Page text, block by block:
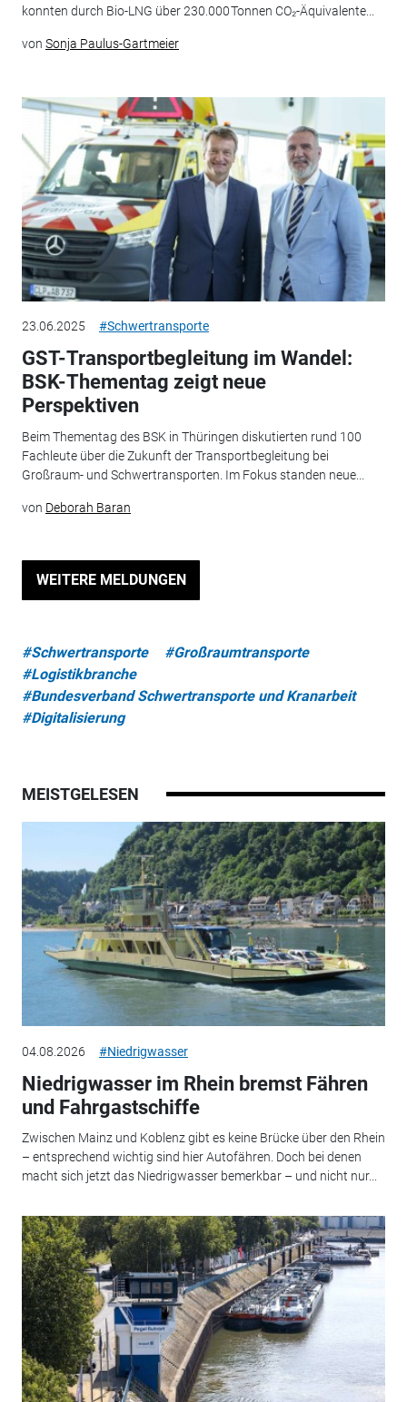
konnten durch Bio-LNG über 230.000 Tonnen CO₂-Äquivalente...
von Sonja Paulus-Gartmeier
23.06.2025 #Schwertransporte
GST-Transportbegleitung im Wandel:
BSK-Thementag zeigt neue
Perspektiven
Beim Thementag des BSK in Thüringen diskutierten rund 100
Fachleute über die Zukunft der Transportbegleitung bei
Großraum- und Schwertransporten. Im Fokus standen neue...
von Deborah Baran
WEITERE MELDUNGEN
#Schwertransporte
#Großraumtransporte
#Logistikbranche
#Bundesverband Schwertransporte und Kranarbeit
#Digitalisierung
MEISTGELESEN
04.08.2026 #Niedrigwasser
Niedrigwasser im Rhein bremst Fähren
und Fahrgastschiffe
Zwischen Mainz und Koblenz gibt es keine Brücke über den Rhein
– entsprechend wichtig sind hier Autofähren. Doch bei denen
macht sich jetzt das Niedrigwasser bemerkbar – und nicht nur...